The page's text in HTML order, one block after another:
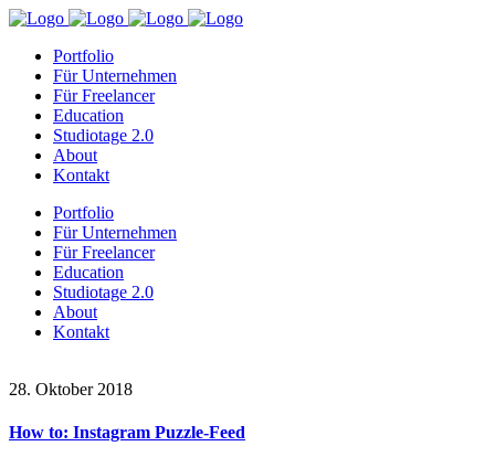
Portfolio
Für Unternehmen
Für Freelancer
Education
Studiotage 2.0
About
Kontakt
Portfolio
Für Unternehmen
Für Freelancer
Education
Studiotage 2.0
About
Kontakt
28. Oktober 2018
How to: Instagram Puzzle-Feed